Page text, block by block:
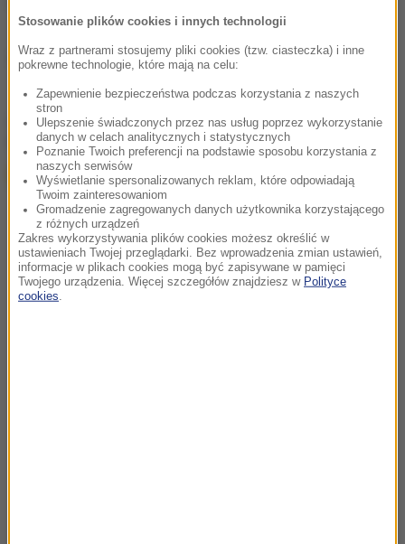
Źródło: RMF24/PAP
chcesz widzieć więcej artykułów od RMF24?dodaj w
Google
Stosowanie plików cookies i innych technologii
Wraz z partnerami stosujemy pliki cookies (tzw. ciasteczka) i inne
pokrewne technologie, które mają na celu:
Zapewnienie bezpieczeństwa podczas korzystania z naszych
stron
Ulepszenie świadczonych przez nas usług poprzez wykorzystanie
danych w celach analitycznych i statystycznych
Poznanie Twoich preferencji na podstawie sposobu korzystania z
naszych serwisów
Wyświetlanie spersonalizowanych reklam, które odpowiadają
Twoim zainteresowaniom
Gromadzenie zagregowanych danych użytkownika korzystającego
z różnych urządzeń
Zakres wykorzystywania plików cookies możesz określić w
ustawieniach Twojej przeglądarki. Bez wprowadzenia zmian ustawień,
informacje w plikach cookies mogą być zapisywane w pamięci
Twojego urządzenia. Więcej szczegółów znajdziesz w Polityce
cookies